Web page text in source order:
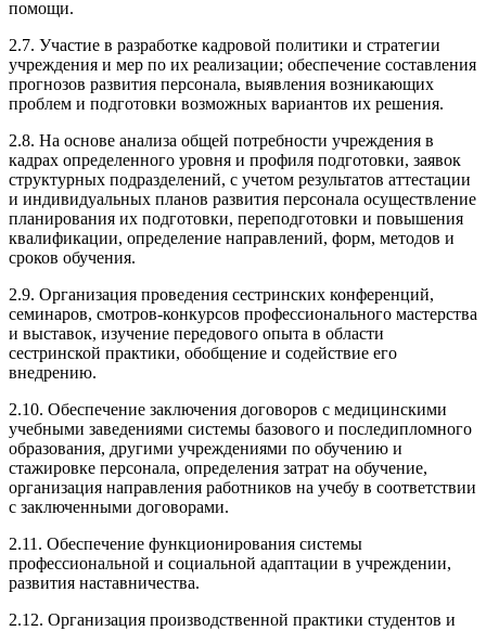
помощи.
2.7. Участие в разработке кадровой политики и стратегии
учреждения и мер по их реализации; обеспечение составления
прогнозов развития персонала, выявления возникающих
проблем и подготовки возможных вариантов их решения.
2.8. На основе анализа общей потребности учреждения в
кадрах определенного уровня и профиля подготовки, заявок
структурных подразделений, с учетом результатов аттестации
и индивидуальных планов развития персонала осуществление
планирования их подготовки, переподготовки и повышения
квалификации, определение направлений, форм, методов и
сроков обучения.
2.9. Организация проведения сестринских конференций,
семинаров, смотров-конкурсов профессионального мастерства
и выставок, изучение передового опыта в области
сестринской практики, обобщение и содействие его
внедрению.
2.10. Обеспечение заключения договоров с медицинскими
учебными заведениями системы базового и последипломного
образования, другими учреждениями по обучению и
стажировке персонала, определения затрат на обучение,
организация направления работников на учебу в соответствии
с заключенными договорами.
2.11. Обеспечение функционирования системы
профессиональной и социальной адаптации в учреждении,
развития наставничества.
2.12. Организация производственной практики студентов и